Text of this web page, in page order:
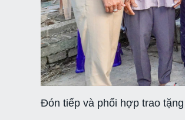
Đón tiếp và phối hợp trao